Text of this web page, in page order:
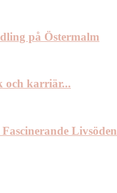
på Östermalm
och karriär...
Livsöden